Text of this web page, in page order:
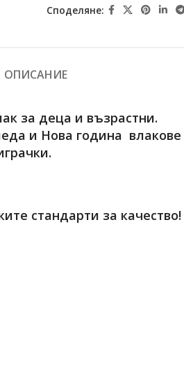
Споделяне:
ОПИСАНИЕ
за деца и възрастни.
и Нова година
стандарти за